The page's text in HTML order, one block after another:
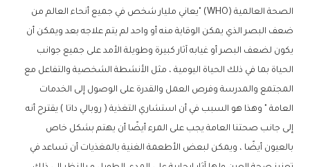
الصحة العالمية (WHO) "يعاني مليار شخص في جميع أنحاء العالم من
ضعف البصر الذي يمكن الوقاية منه أو واحد لم يتم علاجه بعد ويمكن أن
يكون لضعف البصر أو غيابه آثار كبيرة وطويلة الأمد على جميع جوانب
الحياة بما في ذلك الحياة اليومية ، مثل الأنشطة الشخصية والتفاعل مع
المجتمع والمدرسة وفرص العمل والقدرة على الوصول إلى الخدمات
العامة " وهذا هو السبب في أن استشاري التغذية ( روبالي داتا ) يقترح أنه
إلى جانب صحتنا العامة يجب على المرء أيضًا أن يهتم بشكل خاص
بالعيون أيضًا ، ويمكن لبعض الأطعمة الغنية بالمغذيات أن تساعد في